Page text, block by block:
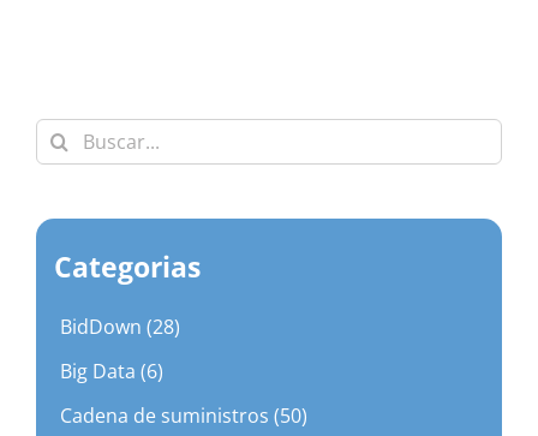
Buscar:
Categorias
BidDown (28)
Big Data (6)
Cadena de suministros (50)